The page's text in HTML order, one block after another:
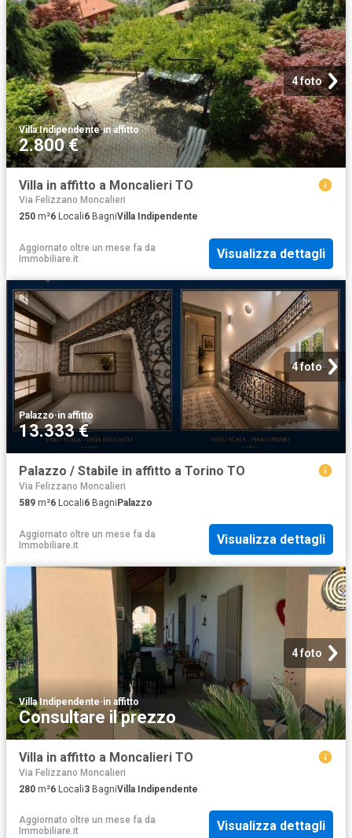
4 foto
Villa Indipendente·in affitto
2.800 €
Villa in affitto a Moncalieri TO
Via Felizzano Moncalieri
250 m²6 Locali6 BagniVilla Indipendente
Aggiornato oltre un mese fa da
Immobiliare.it
Visualizza dettagli
4 foto
Palazzo·in affitto
13.333 €
Palazzo / Stabile in affitto a Torino TO
Via Felizzano Moncalieri
589 m²6 Locali6 Bagni Palazzo
Aggiornato oltre un mese fa da
Immobiliare.it
Visualizza dettagli
4 foto
Villa Indipendente·in affitto
Consultare il prezzo
Villa in affitto a Moncalieri TO
Via Felizzano Moncalieri
280 m²6 Locali3 BagniVilla Indipendente
Aggiornato oltre un mese fa da
Immobiliare.it
Visualizza dettagli